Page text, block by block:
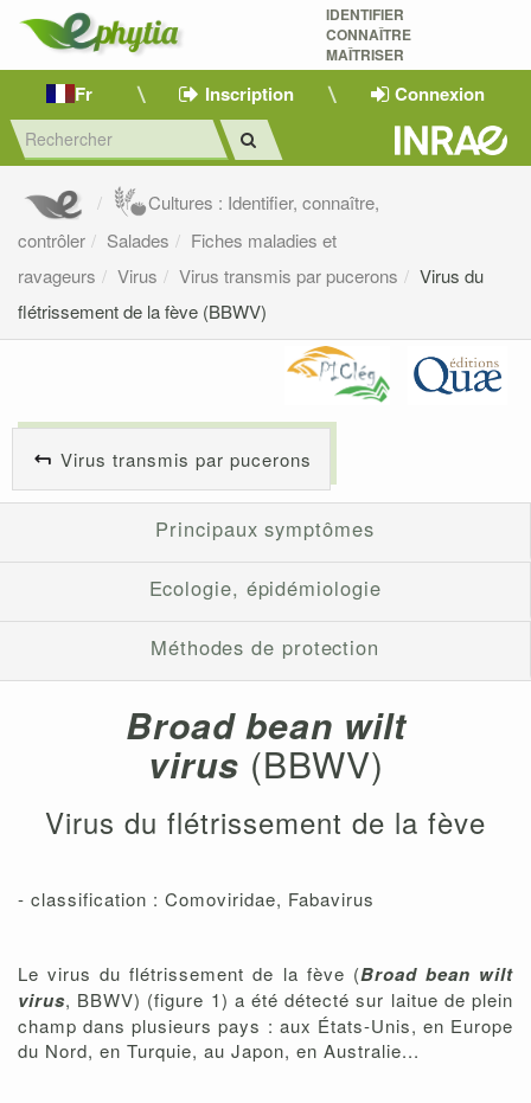
IDENTIFIER
CONNAÎTRE
MAÎTRISER
Fr Inscription Connexion
Cultures : Identifier, connaître,
contrôler
Salades
Fiches maladies et
ravageurs
Virus Virus transmis par pucerons
Virus du
flétrissement de la fève (BBWV)
Virus transmis par pucerons
Principaux symptômes
Ecologie, épidémiologie
Méthodes de protection
Broad bean wilt
virus (BBWV)
Virus du flétrissement de la fève
- classification : Comoviridae, Fabavirus
Le virus du flétrissement de la fève (Broad bean wilt
virus, BBWV) (figure 1) a été détecté sur laitue de plein
champ dans plusieurs pays : aux États-Unis, en Europe
du Nord, en Turquie, au Japon, en Australie...